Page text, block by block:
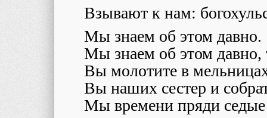
Взывают к нам:
Мы знаем об этом давно.
Мы знаем об этом давно,
Вы молотите в
Вы наших сестер и
Мы времени пряди